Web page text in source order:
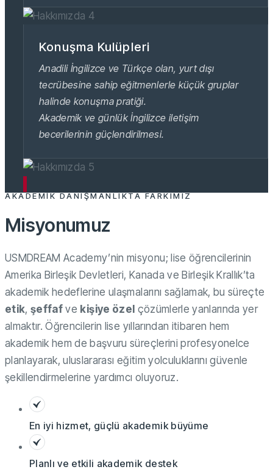
Konuşma Kulüpleri
Anadili İngilizce ve Türkçe olan, yurt dışı
tecrübesine sahip eğitmenlerle küçük gruplar
halinde konuşma pratiği.
Akademik ve günlük İngilizce iletişim
becerilerinin güçlendirilmesi.
AKADEMIK DANIŞMANLIKTA FARKIMIZ
Misyonumuz
USMDREAM Academy’nin misyonu; lise öğrencilerinin
Amerika Birleşik Devletleri, Kanada ve Birleşik Krallık’ta
akademik hedeflerine ulaşmalarını sağlamak, bu süreçte
etik,şeffaf ve kişiye özel çözümlerle yanlarında yer
almaktır. Öğrencilerin lise yıllarından itibaren hem
akademik hem de başvuru süreçlerini profesyonelce
planlayarak, uluslararası eğitim yolculuklarını güvenle
şekillendirmelerine yardımcı oluyoruz.
En iyi hizmet, güçlü akademik büyüme
Planlı ve etkili akademik destek